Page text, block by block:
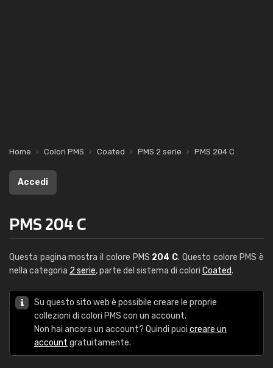
Home Colori PMS Coated PMS 2 serie PMS 204 C
Accedi
PMS 204 C
Questa pagina mostra il colore PMS 204 C. Questo colore PMS è
nella categoria 2 serie, parte del sistema di colori Coated.
Su questo sito web è possibile creare le proprie
collezioni di colori PMS con un account.
Non hai ancora un account? Quindi puoi creare un
account gratuitamente.